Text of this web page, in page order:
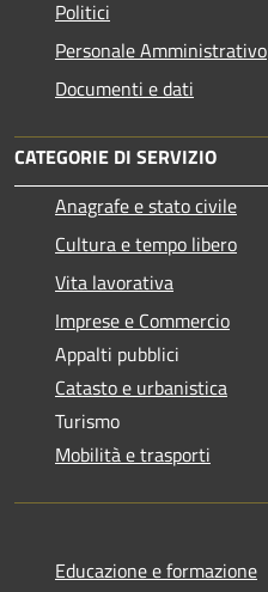
Politici
Personale Amministrativo
Documenti e dati
CATEGORIE DI SERVIZIO
Anagrafe e stato civile
Cultura e tempo libero
Vita lavorativa
Imprese e Commercio
Appalti pubblici
Catasto e urbanistica
Turismo
Mobilità e trasporti
Educazione e formazione